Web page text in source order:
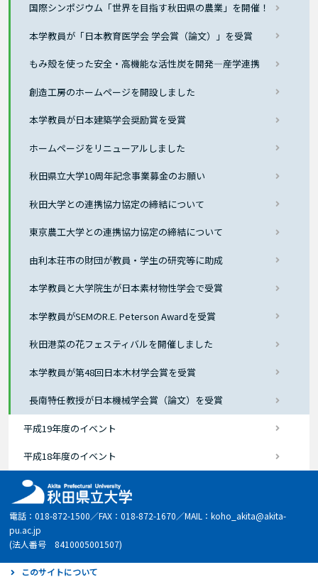
国際シンポジウム「世界を目指す秋田県の農業」を開催！
本学教員が「日本教育医学会 学会賞（論文）」を受賞
もみ殻を使った安全・高機能な活性炭を開発―産学連携
創造工房のホームページを開設しました
本学教員が日本建築学会奨励賞を受賞
ホームページをリニューアルしました
秋田県立大学10周年記念事業募金のお願い
秋田大学との連携協力協定の締結について
東京農工大学との連携協力協定の締結について
由利本荘市の財団が教員・学生の研究等に助成
本学教員と大学院生が日本素材物性学会で受賞
本学教員がSEMのR.E. Peterson Awardを受賞
秋田港菜の花フェスティバルを開催しました
本学教員が第48回日本木材学会賞を受賞
長南特任教授が日本機械学会賞（論文）を受賞
平成19年度のイベント
平成18年度のイベント
電話：018-872-1500／FAX：018-872-1670／MAIL：koho_akita@akita-
pu.ac.jp
(法人番号 8410005001507)
このサイトについて